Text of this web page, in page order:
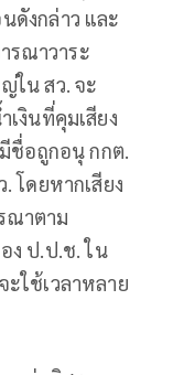
ดังกล่าว และ
รณาวาระ
ใน สว. จะ
เงินที่คุมเสียง
ชื่อถูกอนุ กกต.
โดยหากเสียง
ณาตาม
ง ป.ป.ช. ใน
ใช้เวลาหลาย